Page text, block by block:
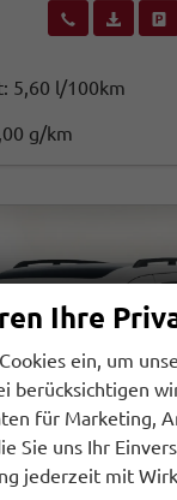
Wir rufen Sie an
5,60 l/100km
g/km
Ihre
ein, um
berücksichtigen
für Marketing,
Sie uns Ihr
jederzeit mit